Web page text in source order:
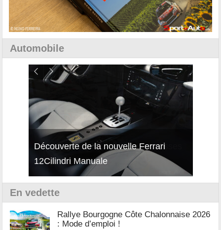
Automobile
Découverte de la nouvelle Ferrari
12Cilindri Manuale
En vedette
Rallye Bourgogne Côte Chalonnaise 2026
: Mode d’emploi !